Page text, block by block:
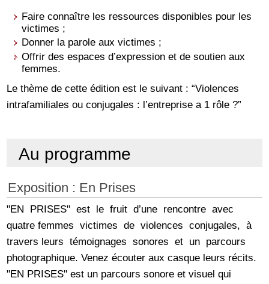
Faire connaître les ressources disponibles pour les
victimes ;
Donner la parole aux victimes ;
Offrir des espaces d’expression et de soutien aux
femmes.
Le thème de cette édition est le suivant : “Violences
intrafamiliales ou conjugales : l’entreprise a 1 rôle ?”
Au programme
Exposition : En Prises
"EN PRISES" est le fruit d’une rencontre avec
quatre femmes victimes de violences conjugales, à
travers leurs témoignages sonores et un parcours
photographique. Venez écouter aux casque leurs récits.
"EN PRISES" est un parcours sonore et visuel qui